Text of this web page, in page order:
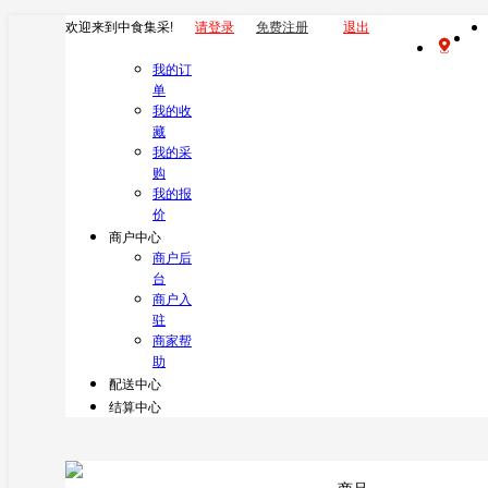
欢迎来到中食集采! 请登录 免费注册 退出
我的订
单
我的收
藏
我的采
购
我的报
价
商户中心
商户后
台
商户入
驻
商家帮
助
配送中心
结算中心